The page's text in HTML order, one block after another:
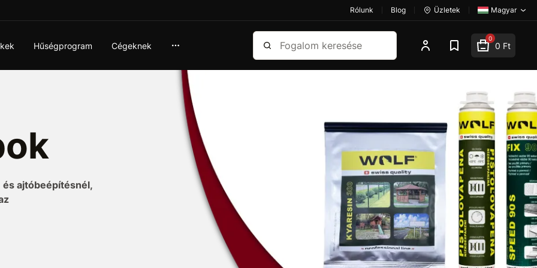
Rólunk Blog Üzletek Magyar
Hűségprogram Cégeknek
Keresés 0
0 Ft
ajtóbeépítésnél,
és